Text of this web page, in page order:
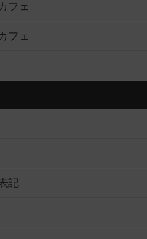
フェ
フェ
記